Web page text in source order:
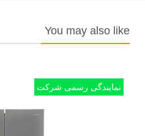
You may also like
نمایندگی رسمی شرکت